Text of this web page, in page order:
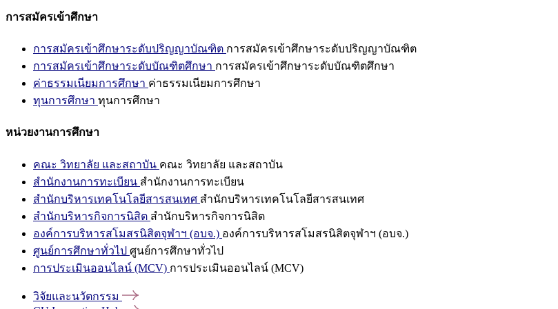
การสมัครเข้าศึกษา
การสมัครเข้าศึกษาระดับปริญญาบัณฑิต การสมัครเข้าศึกษาระดับปริญญาบัณฑิต
การสมัครเข้าศึกษาระดับบัณฑิตศึกษา การสมัครเข้าศึกษาระดับบัณฑิตศึกษา
ค่าธรรมเนียมการศึกษา ค่าธรรมเนียมการศึกษา
ทุนการศึกษา ทุนการศึกษา
หน่วยงานการศึกษา
คณะ วิทยาลัย และสถาบัน คณะ วิทยาลัย และสถาบัน
สำนักงานการทะเบียน สำนักงานการทะเบียน
สำนักบริหารเทคโนโลยีสารสนเทศ สำนักบริหารเทคโนโลยีสารสนเทศ
สำนักบริหารกิจการนิสิต สำนักบริหารกิจการนิสิต
องค์การบริหารสโมสรนิสิตจุฬาฯ (อบจ.) องค์การบริหารสโมสรนิสิตจุฬาฯ (อบจ.)
ศูนย์การศึกษาทั่วไป ศูนย์การศึกษาทั่วไป
การประเมินออนไลน์ (MCV) การประเมินออนไลน์ (MCV)
วิจัยและนวัตกรรม